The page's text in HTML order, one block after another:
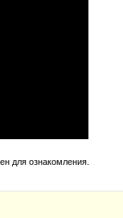
для ознакомления.